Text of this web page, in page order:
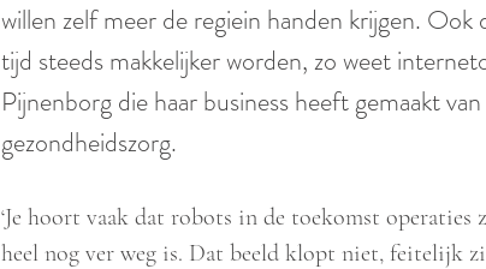
willen zelf meer de regiein handen krijgen. Ook
tijd steeds makkelijker worden, zo weet
Pijnenborg die haar business heeft gemaakt
gezondheidszorg.
‘Je hoort vaak dat robots in de toekomst operaties
heel nog ver weg is. Dat beeld klopt niet, feitelijk